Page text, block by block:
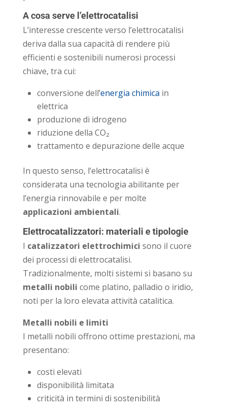
A cosa serve l’elettrocatalisi
L’interesse crescente verso l’elettrocatalisi
deriva dalla sua capacità di rendere più
efficienti e sostenibili numerosi processi
chiave, tra cui:
conversione dell’energia chimica in
elettrica
produzione di idrogeno
riduzione della CO₂
trattamento e depurazione delle acque
In questo senso, l’elettrocatalisi è
considerata una tecnologia abilitante per
l’energia rinnovabile e per molte
applicazioni ambientali.
Elettrocatalizzatori: materiali e tipologie
I catalizzatori elettrochimici sono il cuore
dei processi di elettrocatalisi.
Tradizionalmente, molti sistemi si basano su
metalli nobili come platino, palladio o iridio,
noti per la loro elevata attività catalitica.
Metalli nobili e limiti
I metalli nobili offrono ottime prestazioni, ma
presentano:
costi elevati
disponibilità limitata
criticità in termini di sostenibilità